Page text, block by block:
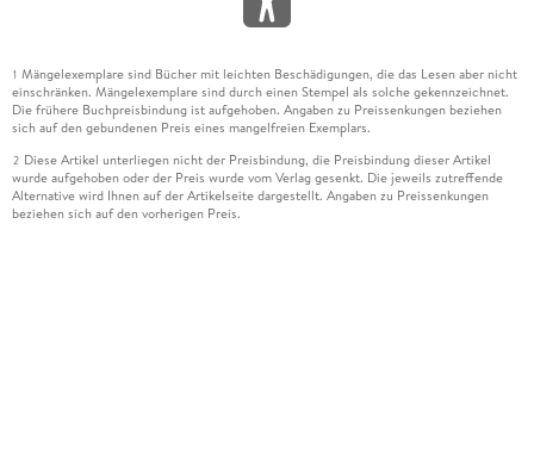
1 Mängelexemplare sind Bücher mit leichten Beschädigungen, die das Lesen aber nicht
einschränken. Mängelexemplare sind durch einen Stempel als solche gekennzeichnet.
Die frühere Buchpreisbindung ist aufgehoben. Angaben zu Preissenkungen beziehen
sich auf den gebundenen Preis eines mangelfreien Exemplars.
2 Diese Artikel unterliegen nicht der Preisbindung, die Preisbindung dieser Artikel
wurde aufgehoben oder der Preis wurde vom Verlag gesenkt. Die jeweils zutreffende
Alternative wird Ihnen auf der Artikelseite dargestellt. Angaben zu Preissenkungen
beziehen sich auf den vorherigen Preis.